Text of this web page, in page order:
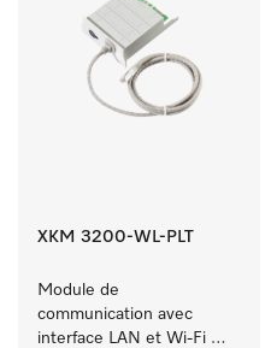
XKM 3200-WL-PLT
Module de
communication avec
interface LAN et Wi-Fi